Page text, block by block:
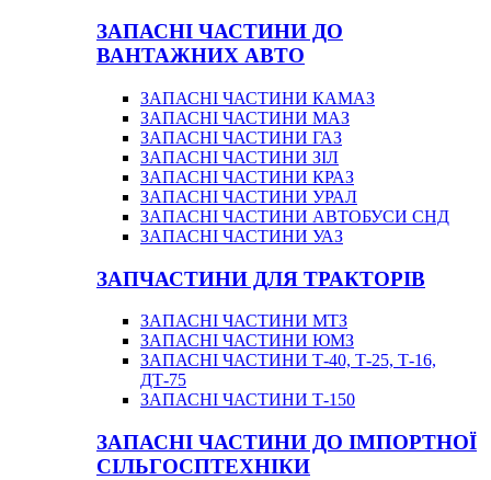
ЗАПАСНІ ЧАСТИНИ ДО
ВАНТАЖНИХ АВТО
ЗАПАСНІ ЧАСТИНИ КАМАЗ
ЗАПАСНІ ЧАСТИНИ МАЗ
ЗАПАСНІ ЧАСТИНИ ГАЗ
ЗАПАСНІ ЧАСТИНИ ЗІЛ
ЗАПАСНІ ЧАСТИНИ КРАЗ
ЗАПАСНІ ЧАСТИНИ УРАЛ
ЗАПАСНІ ЧАСТИНИ АВТОБУСИ СНД
ЗАПАСНІ ЧАСТИНИ УАЗ
ЗАПЧАСТИНИ ДЛЯ ТРАКТОРІВ
ЗАПАСНІ ЧАСТИНИ МТЗ
ЗАПАСНІ ЧАСТИНИ ЮМЗ
ЗАПАСНІ ЧАСТИНИ Т-40, Т-25, Т-16,
ДТ-75
ЗАПАСНІ ЧАСТИНИ Т-150
ЗАПАСНІ ЧАСТИНИ ДО ІМПОРТНОЇ
СІЛЬГОСПТЕХНІКИ